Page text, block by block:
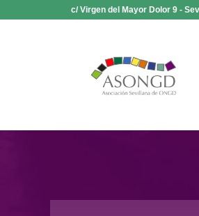
c/ Virgen del Mayor Dolor 9 -